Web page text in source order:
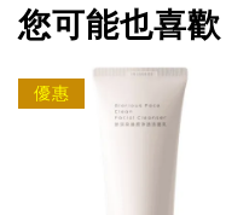
您可能也喜歡
優惠